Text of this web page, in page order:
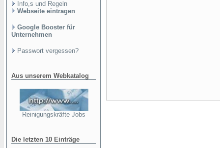
Info,s und Regeln
Webseite eintragen
Google Booster für
Unternehmen
Passwort vergessen?
Aus unserem Webkatalog
Reinigungskräfte Jobs
Die letzten 10 Einträge